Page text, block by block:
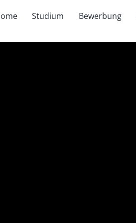
Studium Bewerbung